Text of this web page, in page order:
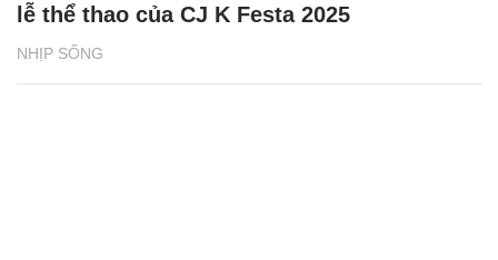
NHỊP SỐNG
lễ thể thao của CJ K Festa 2025